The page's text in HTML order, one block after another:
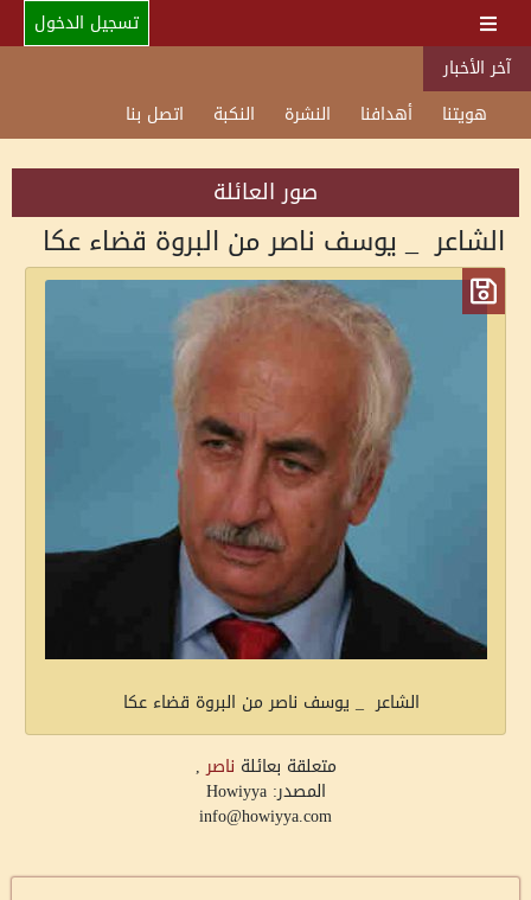
تسجيل الدخول
آخر الأخبار
هويتنا
أهدافنا النشرة النكبة اتصل بنا
صور العائلة
الشاعر _ يوسف ناصر من البروة قضاء عكا
الشاعر _ يوسف ناصر من البروة قضاء عكا
متعلقة بعائلة ناصر,
المصدر: Howiyya
info@howiyya.com